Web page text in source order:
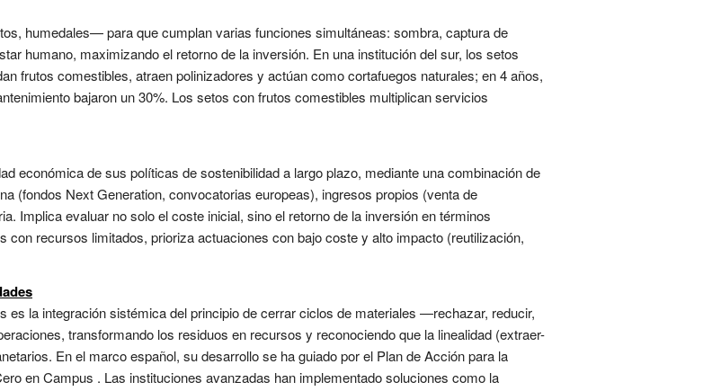
humedales— para que cumplan varias funciones simultáneas: sombra, captura de
humano, maximizando el retorno de la inversión. En una institución del sur, los setos
frutos comestibles, atraen polinizadores y actúan como cortafuegos naturales; en 4 años,
bajaron un 30%. Los setos con frutos comestibles multiplican servicios
económica de sus políticas de sostenibilidad a largo plazo, mediante una combinación de
(fondos Next Generation, convocatorias europeas), ingresos propios (venta de
Implica evaluar no solo el coste inicial, sino el retorno de la inversión en términos
con recursos limitados, prioriza actuaciones con bajo coste y alto impacto (reutilización,
es la integración sistémica del principio de cerrar ciclos de materiales —rechazar, reducir,
transformando los residuos en recursos y reconociendo que la linealidad (extraer-
En el marco español, su desarrollo se ha guiado por el Plan de Acción para la
en Campus . Las instituciones avanzadas han implementado soluciones como la